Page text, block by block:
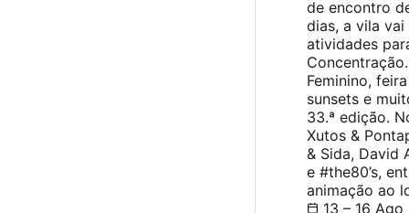
de encontro
dias, a vila
atividades
Feminino,
sunsets e
33.ª edição.
Xutos &
& Sida, David
e #the80’s,
animação ao
13 – 16 Ago